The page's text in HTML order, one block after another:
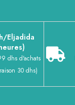
Eljadida
dhs d'achats
30 dhs)